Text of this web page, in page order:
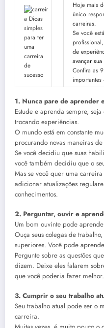
Hoje mais
único
carreiras.
Se você
de
avançar
Confira as
1. Nunca pare de aprender
Estude e aprenda sempre,
trocando experiências.
O mundo está em constante
procurando novas maneiras
Se você decidiu que suas
você também decidiu que o
Mas se você quer uma
adicionar atualizações
conhecimentos.
2. Perguntar, ouvir e
Um bom ouvinte pode
Ouça seus colegas de
superiores. Você pode
Pergunte sobre as questões
dizem. Deixe eles falarem
que você poderia fazer melhor.
3. Cumprir o seu trabalho
Seu trabalho atual pode ser o
carreira.